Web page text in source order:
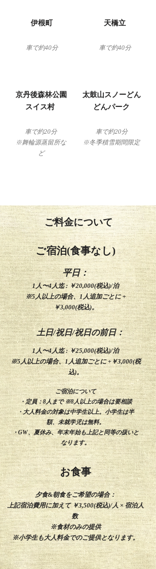
​伊根町
車で約40分
天橋立​​
車で約40分
京丹後森林公園
スイス村
​車で約20分
※舞輪源蒸留所な
ど
太鼓山スノーどん
どんパーク​​
車で約20分
※冬季積雪期間限定
ご料金について
ご宿泊(食事なし)
平日：
1人〜4人迄 : ￥20,000(税込)/泊
※5人以上の場合、1人追加ごとに +
￥3,000(税込)。
土日/祝日/祝日の前日：
1人〜4人迄 : ￥25,000(税込)/泊
※5人以上の場合、1人追加ごとに +￥3,000(税
込)。
​ご宿泊について
・定員：8人まで ※8人以上の場合は要相談
・​大人料金の対象は中学生以上​。小学生は半
額、未就学児は無料。
​・GW、夏休み、年末年始も上記と同等の扱いと
なります。
お食事
夕食&朝食をご希望の場合：
上記宿泊費用に加えて ￥3,500(税込)/人 × 宿泊人
数
​※食材のみの提供
※小学生も大人料金でのご提供となります。